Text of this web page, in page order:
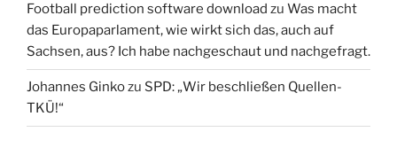
Football prediction software download zu Was macht
das Europaparlament, wie wirkt sich das, auch auf
Sachsen, aus? Ich habe nachgeschaut und nachgefragt.
Johannes Ginkozu SPD: „Wir beschließen Quellen-
TKÜ!“